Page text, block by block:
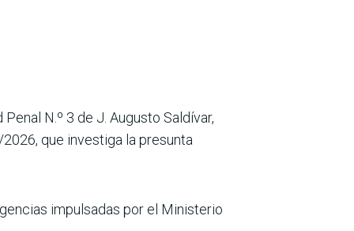
Penal N.º 3 de J. Augusto Saldívar,
que investiga la presunta
impulsadas por el Ministerio